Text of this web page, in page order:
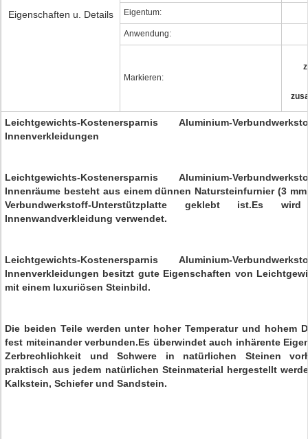
Eigenschaften u. Details Eigentum:
Anwendung:
Markieren:
Leichtgewichts-Kostenersparnis Aluminium-
Innenverkleidungen
Leichtgewichts-Kostenersparnis Aluminium-
Innenräume besteht aus einem dünnen Natursteinfurnier (3
Verbundwerkstoff-Unterstützplatte geklebt ist.Es
Innenwandverkleidung verwendet.
Leichtgewichts-Kostenersparnis Aluminium-
Innenverkleidungen besitzt gute Eigenschaften von
mit einem luxuriösen Steinbild.
Die beiden Teile werden unter hoher Temperatur und hohem
fest miteinander verbunden.Es überwindet auch inhärente
Zerbrechlichkeit und Schwere in natürlichen Steinen
praktisch aus jedem natürlichen Steinmaterial hergestellt
Kalkstein, Schiefer und Sandstein.